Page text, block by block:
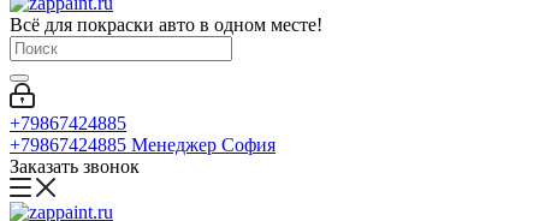
Всё для покраски авто в одном месте!
+79867424885
+79867424885 Менеджер София
Заказать звонок